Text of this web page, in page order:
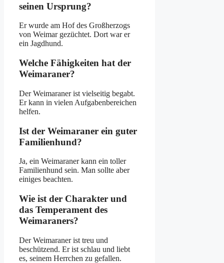
seinen Ursprung?
Er wurde am Hof des Großherzogs
von Weimar gezüchtet. Dort war er
ein Jagdhund.
Welche Fähigkeiten hat der
Weimaraner?
Der Weimaraner ist vielseitig begabt.
Er kann in vielen Aufgabenbereichen
helfen.
Ist der Weimaraner ein guter
Familienhund?
Ja, ein Weimaraner kann ein toller
Familienhund sein. Man sollte aber
einiges beachten.
Wie ist der Charakter und
das Temperament des
Weimaraners?
Der Weimaraner ist treu und
beschützend. Er ist schlau und liebt
es, seinem Herrchen zu gefallen.